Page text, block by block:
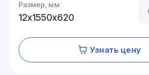
Размер, мм
12х1550х620
Узнать цену